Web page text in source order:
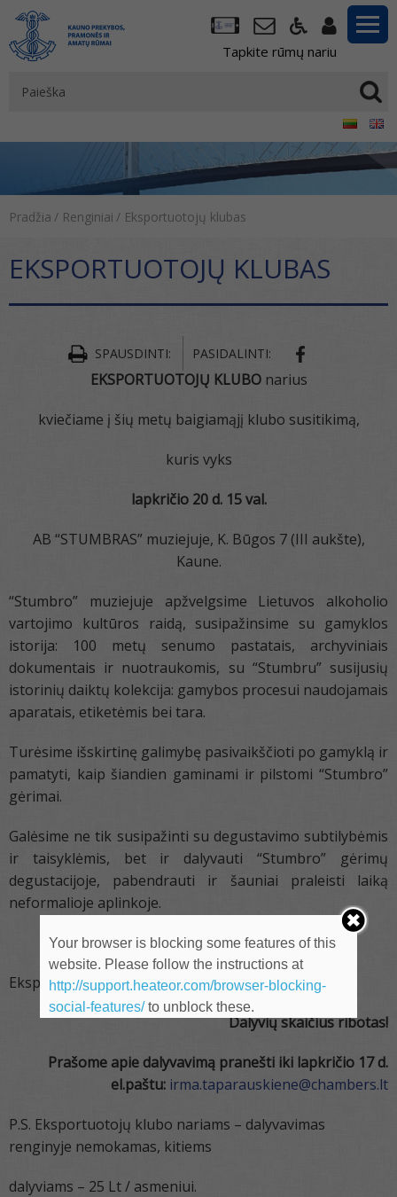
Tapkite rūmų nariu
Pradžia / Renginiai / Eksportuotojų klubas
EKSPORTUOTOJŲ KLUBAS
SPAUSDINTI: PASIDALINTI:
EKSPORTUOTOJŲ KLUBO narius
kviečiame į šių metų baigiamąjį klubo susitikimą,
kuris vyks
lapkričio 20 d. 15 val.
AB “STUMBRAS” muziejuje, K. Būgos 7 (III aukšte),
Kaune.
“Stumbro” muziejuje apžvelgsime Lietuvos alkoholio
vartojimo kultūros raidą, susipažinsime su gamyklos
istorija: 100 metų senumo pastatais, archyviniais
dokumentais ir nuotraukomis, su “Stumbru” susijusių
istorinių daiktų kolekcija: gamybos procesui naudojamais
aparatais, etiketėmis bei tara.
Turėsime išskirtinę galimybę pasivaikščioti po gamyklą ir
pamatyti, kaip šiandien gaminami ir pilstomi “Stumbro”
gėrimai.
Galėsime ne tik susipažinti su degustavimo subtilybėmis
ir taisyklėmis, bet ir dalyvauti “Stumbro” gėrimų
degustacijoje, pabendrauti ir šauniai praleisti laiką
neformalioje aplinkoje.
Maloniai lauksime Jūsų atvykstant!
Eksportuotojų klubo valdyba
Dalyvių skaičius ribotas!
Prašome apie dalyvavimą pranešti iki lapkričio 17 d.
el.paštu: irma.taparauskiene@chambers.lt
P.S. Eksportuotojų klubo nariams – dalyvavimas
renginyje nemokamas, kitiems
dalyviams – 25 Lt / asmeniui.
Your browser is blocking some features of this
website. Please follow the instructions at
http://support.heateor.com/browser-blocking-
social-features/to unblock these.